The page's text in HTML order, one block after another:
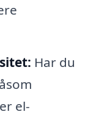
Har du
el-